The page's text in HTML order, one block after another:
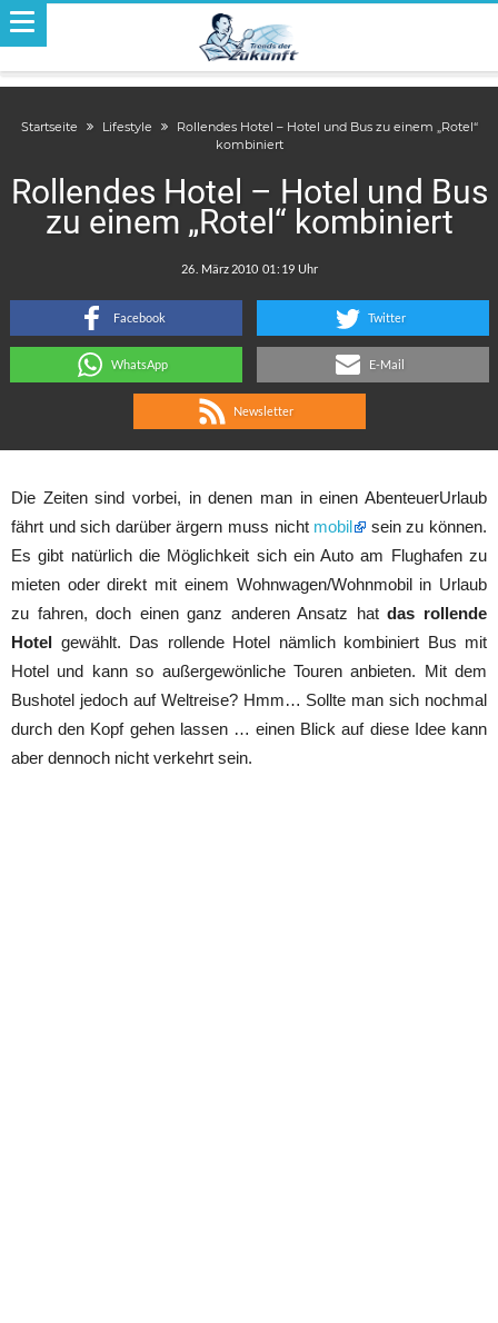
Startseite Lifestyle
Rollendes Hotel – Hotel und Bus zu einem „Rotel“
kombiniert
Rollendes Hotel – Hotel und Bus
zu einem „Rotel“ kombiniert
:
Facebook Twitter
WhatsApp E-Mail
Newsletter
Die Zeiten sind vorbei, in denen man in einen AbenteuerUrlaub
fährt und sich darüber ärgern muss nicht mobil
sein zu können.
Es gibt natürlich die Möglichkeit sich ein Auto am Flughafen zu
mieten oder direkt mit einem Wohnwagen/Wohnmobil in Urlaub
zu fahren, doch einen ganz anderen Ansatz hatdas rollende
Hotel gewählt. Das rollende Hotel nämlich kombiniert Bus mit
Hotel und kann so außergewönliche Touren anbieten. Mit dem
Bushotel jedoch auf Weltreise? Hmm… Sollte man sich nochmal
durch den Kopf gehen lassen … einen Blick auf diese Idee kann
aber dennoch nicht verkehrt sein.